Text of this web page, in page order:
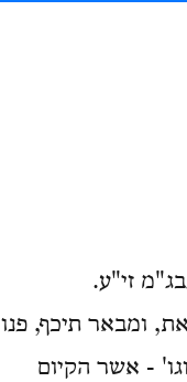
זי"ע.
ומבאר תיכף, פנו
- אשר הקיום